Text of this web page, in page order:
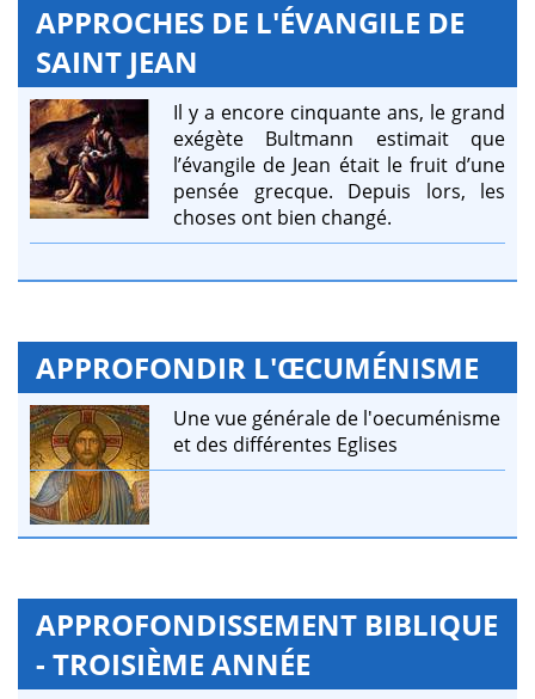
APPROCHES DE L'ÉVANGILE DE
SAINT JEAN
Il y a encore cinquante ans, le grand
exégète Bultmann estimait que
l’évangile de Jean était le fruit d’une
pensée grecque. Depuis lors, les
choses ont bien changé.
APPROFONDIR L'ŒCUMÉNISME
Une vue générale de l'oecuménisme
et des différentes Eglises
APPROFONDISSEMENT BIBLIQUE
- TROISIÈME ANNÉE